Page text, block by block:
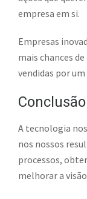
empresa em si.
Empresas
mais chances
vendidas por
Conclusão
A tecnologia
nos nossos
processos,
melhorar a